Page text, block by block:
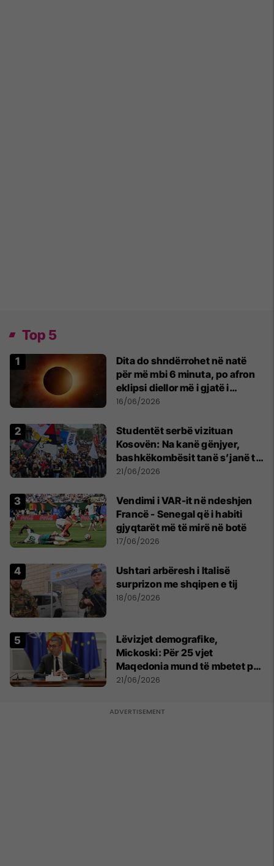
Top 5
Dita do shndërrohet në natë
për më mbi 6 minuta, po afron
eklipsi diellor më i gjatë i
shekullit të 21-të
16/06/2026
Studentët serbë vizituan
Kosovën: Na kanë gënjyer,
bashkëkombësit tanë s’janë të
shtypur
21/06/2026
Vendimi i VAR-it në ndeshjen
Francë - Senegal që i habiti
gjyqtarët më të mirë në botë
17/06/2026
Ushtari arbëresh i Italisë
surprizon me shqipen e tij
18/06/2026
Lëvizjet demografike,
Mickoski: Për 25 vjet
Maqedonia mund të mbetet pa
150 mijë deri në 250 mijë
21/06/2026